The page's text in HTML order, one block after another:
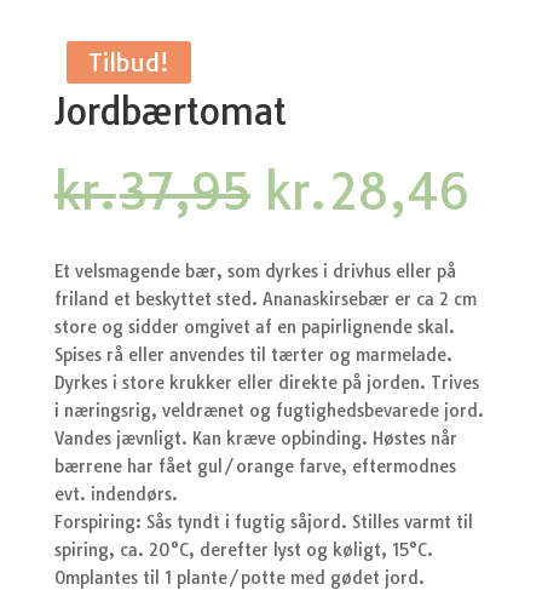
Tilbud!
Jordbærtomat
kr.37,95 Den
oprindelige
pris
var:
kr.37,95.
kr.28,46
Et velsmagende bær, som dyrkes i drivhus eller på
friland et beskyttet sted. Ananaskirsebær er ca 2 cm
store og sidder omgivet af en papirlignende skal.
Spises rå eller anvendes til tærter og marmelade.
Dyrkes i store krukker eller direkte på jorden. Trives
i næringsrig, veldrænet og fugtighedsbevarede jord.
Vandes jævnligt. Kan kræve opbinding. Høstes når
bærrene har fået gul/orange farve, eftermodnes
evt. indendørs.
Forspiring: Sås tyndt i fugtig såjord. Stilles varmt til
spiring, ca. 20°C, derefter lyst og køligt, 15°C.
Omplantes til 1 plante/potte med gødet jord.